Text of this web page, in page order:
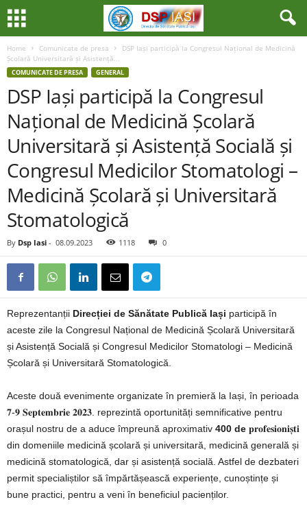
Home Comunicate de presa
DSP Iași participă la Congresul Național de Medicină
Școlară Universitară și Asistență...
COMUNICATE DE PRESA GENERAL
DSP Iași participă la Congresul
Național de Medicină Școlară
Universitară și Asistență Socială și
Congresul Medicilor Stomatologi –
Medicină Școlară și Universitară
Stomatologică
By Dsp Iasi - 08.09.2023 1118 0
Reprezentanții Direcției de Sănătate Publică Iași participă în
aceste zile la Congresul Național de Medicină Școlară Universitară
și Asistență Socială și Congresul Medicilor Stomatologi – Medicină
Școlară și Universitară Stomatologică.
Aceste două evenimente organizate în premieră la Iași, în perioada
𝟕-𝟗 𝐒𝐞𝐩𝐭𝐞𝐦𝐛𝐫𝐢𝐞 𝟐𝟎𝟐𝟑. reprezintă oportunități semnificative pentru
orașul nostru de a aduce împreună aproximativ 400 de 𝐩𝐫𝐨𝐟𝐞𝐬𝐢𝐨𝐧𝐢𝐬̦𝐭𝐢
din domeniile medicină școlară și universitară, medicină generală și
medicină stomatologică, dar și asistență socială. Astfel de dezbateri
permit specialiștilor să împărtășească experiențe, cunoștințe și
bune practici, pentru a veni în beneficiul pacienților.